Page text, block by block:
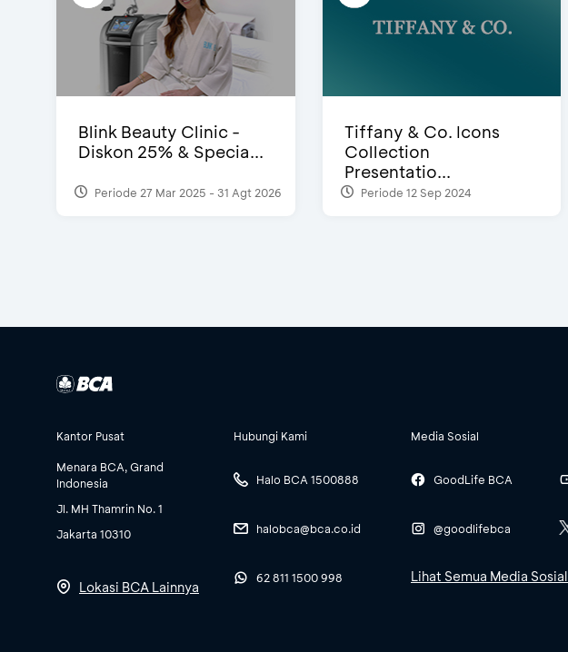
Blink Beauty Clinic -
Diskon 25% & Specia...
Periode 27 Mar 2025 - 31 Agt 2026
Tiffany & Co. Icons
Collection
Presentatio...
Periode 12 Sep 2024
Kantor Pusat
Menara BCA, Grand
Indonesia
Jl. MH Thamrin No. 1
Jakarta 10310
Lokasi BCA Lainnya
Hubungi Kami
Halo BCA 1500888
halobca@bca.co.id
62 811 1500 998
Media Sosial
GoodLife BCA
@goodlifebca
Lihat Semua Media Sosial